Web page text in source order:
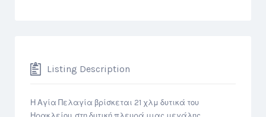
Listing Description
Η Αγία Πελαγία βρίσκεται 21 χλμ δυτικά του